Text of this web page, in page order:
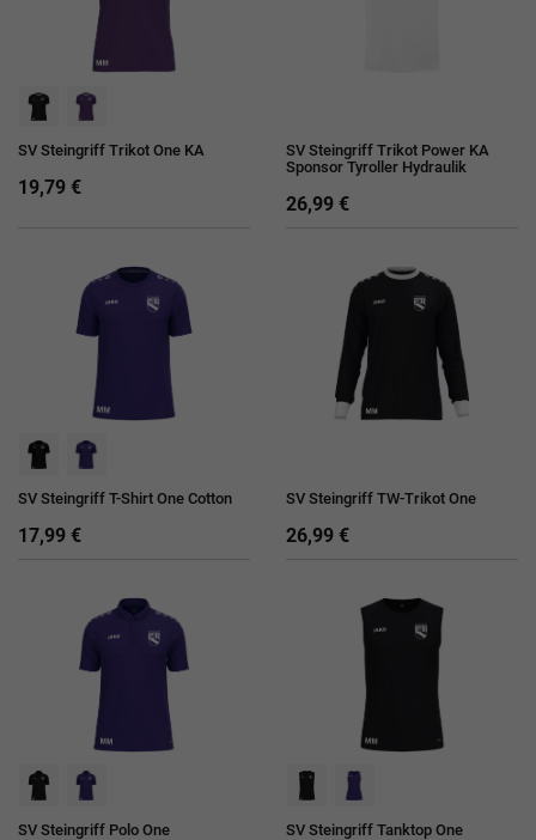
SV Steingriff Trikot One KA
19,79 €
SV Steingriff Trikot Power KA
Sponsor Tyroller Hydraulik
26,99 €
SV Steingriff T-Shirt One Cotton
17,99 €
SV Steingriff TW-Trikot One
26,99 €
SV Steingriff Polo One SV Steingriff Tanktop One